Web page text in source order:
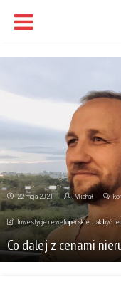
22 maja 2021 Michał
Inwestycje deweloperskie, Jak być
Co dalej z cenami